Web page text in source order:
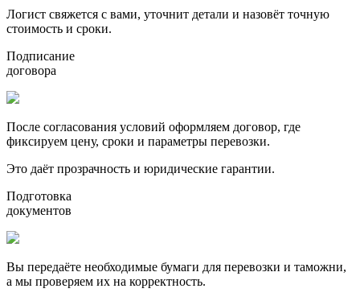
Логист свяжется с вами, уточнит детали и назовёт точную
стоимость и сроки.
Подписание
договора
После согласования условий оформляем договор, где
фиксируем цену, сроки и параметры перевозки.
Это даёт прозрачность и юридические гарантии.
Подготовка
документов
Вы передаёте необходимые бумаги для перевозки и таможни,
а мы проверяем их на корректность.